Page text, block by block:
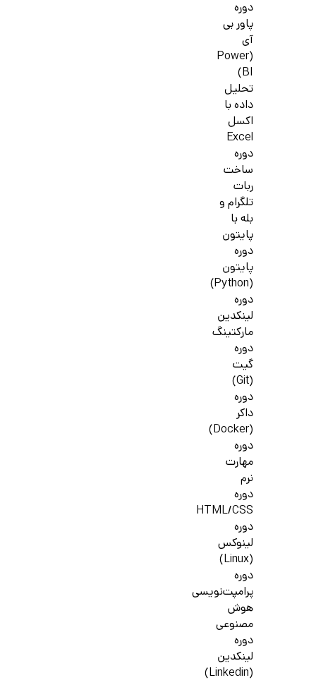
دوره
پاور بی
آی
(Power
BI)
تحلیل
داده با
اکسل
Excel
دوره
ساخت
ربات
تلگرام و
بله با
پایتون
دوره
پایتون
(Python)
دوره
لینکدین
مارکتینگ
دوره
گیت
(Git)
دوره
داکر
(Docker)
دوره
مهارت
نرم
دوره
HTML/CSS
دوره
لینوکس
(Linux)
دوره
پرامپت‌نویسی
هوش
مصنوعی
دوره
لینکدین
(Linkedin)